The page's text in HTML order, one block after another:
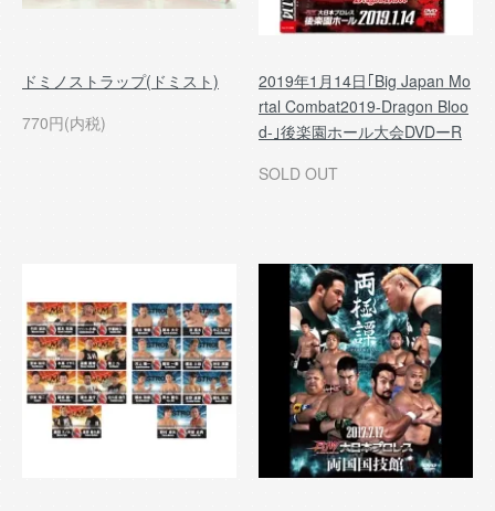
ドミノストラップ(ドミスト)
770円(内税)
2019年1月14日｢Big Japan Mo
rtal Combat2019-Dragon Bloo
d-｣後楽園ホール大会DVDーR
SOLD OUT